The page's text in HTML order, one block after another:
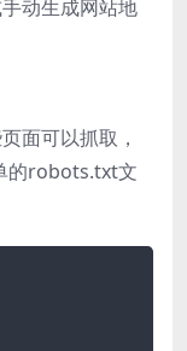
动生成网站地
面可以抓取，
的robots.txt文